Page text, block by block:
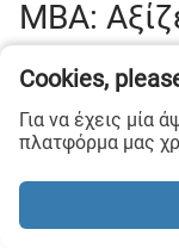
Cookies,
Για να έχεις μία
πλατφόρμα μας
MBA:
Το MBA είναι
αποκτήσεις,
θέσεις